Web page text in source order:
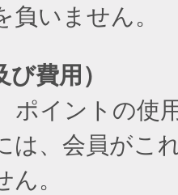
いません。
費用）
ポイントの使
は、会員がこ
。